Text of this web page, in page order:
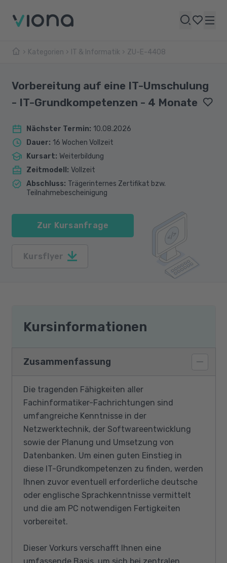
Kategorien IT & Informatik ZU-E-4408
Vorbereitung auf eine IT-Umschulung
- IT-Grundkompetenzen - 4 Monate
Nächster Termin: 10.08.2026
Dauer: 16 Wochen Vollzeit
Kursart: Weiterbildung
Zeitmodell : Vollzeit
Abschluss: Trägerinternes Zertifikat bzw.
Teilnahmebescheinigung
Zur Kursanfrage
Kursflyer
Kursinformationen
Zusammenfassung
Die tragenden Fähigkeiten aller
Fachinformatiker-Fachrichtungen sind
umfangreiche Kenntnisse in der
Netzwerktechnik, der Softwareentwicklung
sowie der Planung und Umsetzung von
Datenbanken. Um einen guten Einstieg in
diese IT-Grundkompetenzen zu finden, werden
Ihnen zuvor eventuell erforderliche deutsche
oder englische Sprachkenntnisse vermittelt
und die am PC notwendigen Fertigkeiten
vorbereitet.
Dieser Vorkurs verschafft Ihnen eine
umfassende Basis, um sich bei zentralen